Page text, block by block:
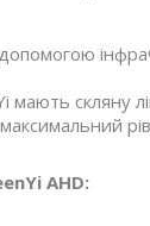
скляну
AHD: